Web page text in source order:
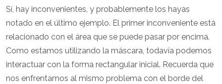
Sí, hay inconvenientes, y probablemente los hayas
notado en el último ejemplo. El primer inconveniente está
relacionado con el área que se puede pasar por encima.
Como estamos utilizando la máscara, todavía podemos
interactuar con la forma rectangular inicial. Recuerda que
nos enfrentamos al mismo problema con el borde del